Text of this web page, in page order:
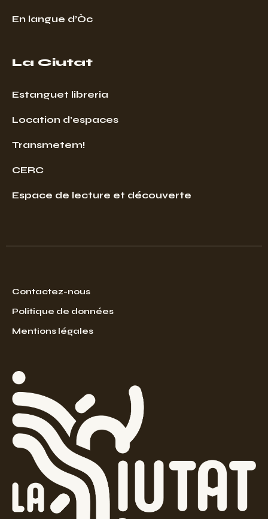
En langue d’Òc
La Ciutat
Estanguet libreria
Location d’espaces
Transmetem!
CERC
Espace de lecture et découverte
Contactez-nous
Politique de données
Mentions légales